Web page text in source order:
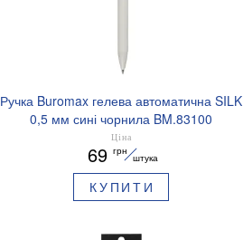
Ручка Buromax гелева автоматична SILK
0,5 мм сині чорнила BM.83100
Ціна
69 грн
штука
КУПИТИ